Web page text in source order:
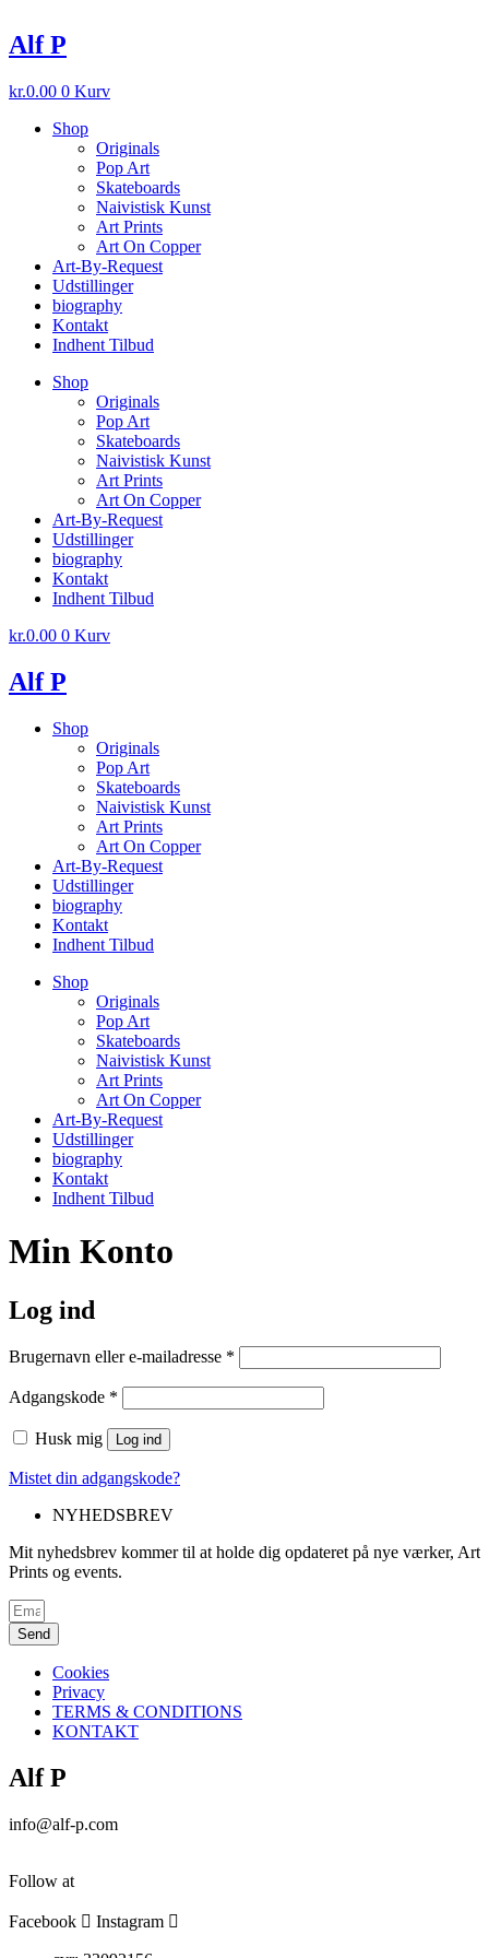
til
indhold
Alf P
kr.0.00 0 Kurv
Shop
Originals
Pop Art
Skateboards
Naivistisk Kunst
Art Prints
Art On Copper
Art-By-Request
Udstillinger
biography
Kontakt
Indhent Tilbud
Shop
Originals
Pop Art
Skateboards
Naivistisk Kunst
Art Prints
Art On Copper
Art-By-Request
Udstillinger
biography
Kontakt
Indhent Tilbud
kr.0.00 0 Kurv
Alf P
Shop
Originals
Pop Art
Skateboards
Naivistisk Kunst
Art Prints
Art On Copper
Art-By-Request
Udstillinger
biography
Kontakt
Indhent Tilbud
Shop
Originals
Pop Art
Skateboards
Naivistisk Kunst
Art Prints
Art On Copper
Art-By-Request
Udstillinger
biography
Kontakt
Indhent Tilbud
Min Konto
Log ind
Brugernavn eller e-mailadresse *
Adgangskode *
Husk mig Log ind
Mistet din adgangskode?
NYHEDSBREV
Mit nyhedsbrev kommer til at holde dig opdateret på nye værker, Art
Prints og events.
Send
Cookies
Privacy
TERMS & CONDITIONS
KONTAKT
Alf P
info@alf-p.com
Follow at
Facebook Instagram